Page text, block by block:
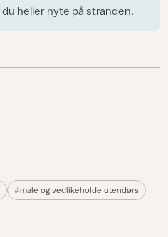
heller nyte på stranden.
male og vedlikeholde utendørs